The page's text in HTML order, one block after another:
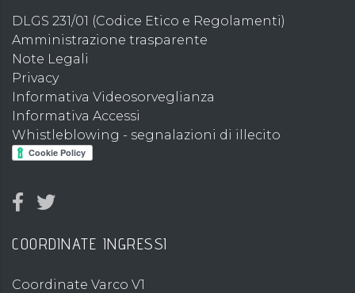
DLGS 231/01 (Codice Etico e Regolamenti)
Amministrazione trasparente
Note Legali
Privacy
Informativa Videosorveglianza
Informativa Accessi
Whistleblowing - segnalazioni di illecito
COORDINATE INGRESSI
Coordinate Varco V1